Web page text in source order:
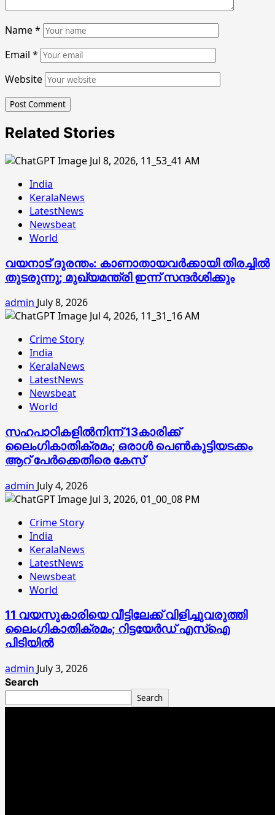
Name*
Email *
Website
Related Stories
India
KeralaNews
LatestNews
Newsbeat
World
വയനാട് ദുരന്തം: കാണാതായവര്‍ക്കായി തിരച്ചില്‍
തുടരുന്നു; മുഖ്യമന്ത്രി ഇന്ന് സന്ദര്‍ശിക്കും
admin July 8, 2026
Crime Story
India
KeralaNews
LatestNews
Newsbeat
World
സഹപാഠികളില്‍നിന്ന് 13കാരിക്ക്
ലൈംഗികാതിക്രമം; ഒരാള്‍ പെണ്‍കുട്ടിയടക്കം
ആറ് പേര്‍ക്കെതിരെ കേസ്
admin July 4, 2026
Crime Story
India
KeralaNews
LatestNews
Newsbeat
World
11 വയസുകാരിയെ വീട്ടിലേക്ക് വിളിച്ചുവരുത്തി
ലൈംഗികാതിക്രമം; റിട്ടയേര്‍ഡ് എസ്ഐ
പിടിയില്‍
admin July 3, 2026
Search
Search